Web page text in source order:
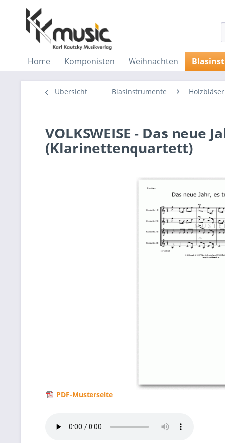
Home Komponisten Weihnachten
Übersicht Blasinstrumente Holzbläser
VOLKSWEISE - Das
(Klarinettenquartett)
PDF-Musterseite